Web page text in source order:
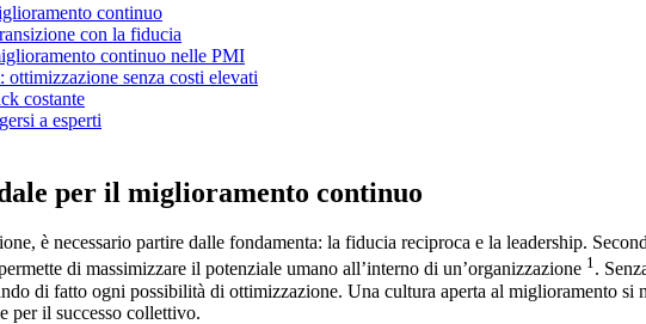
continuo
con la fiducia
continuo nelle PMI
senza costi elevati
costante
a esperti
per il miglioramento continuo
è necessario partire dalle fondamenta: la fiducia reciproca e la leadership.
di massimizzare il potenziale umano all’interno di un’organizzazione 1.
di fatto ogni possibilità di ottimizzazione. Una cultura aperta al miglioramento si
per il successo collettivo.